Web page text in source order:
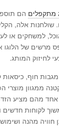
מתקפלים הם
שולחנות אלה,
למשחקים או
מרשים של הלוגו
לחיזוק המותג.
חוף, כיסאות
ממגוון מוצרי
מהם מציע
לקוחות
חוויה מהנה